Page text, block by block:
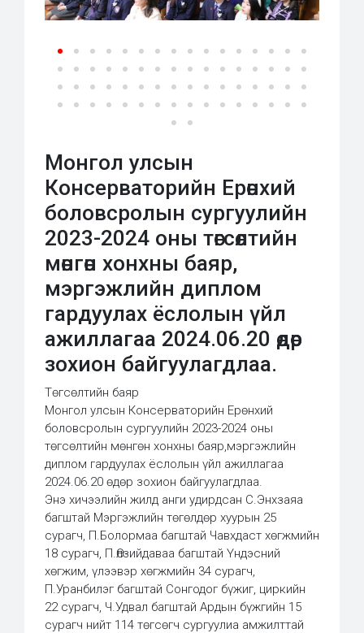
Монгол улсын
Консерваторийн Ерөнхий
боловсролын сургуулийн
2023-2024 оны төгсөлтийн
мөнгөн хонхны баяр,
мэргэжлийн диплом
гардуулах ёслолын үйл
ажиллагаа 2024.06.20 өдөр
зохион байгуулагдлаа.
Төгсөлтийн баяр
Монгол улсын Консерваторийн Ерөнхий
боловсролын сургуулийн 2023-2024 оны
төгсөлтийн мөнгөн хонхны баяр,мэргэжлийн
диплом гардуулах ёслолын үйл ажиллагаа
2024.06.20 өдөр зохион байгуулагдлаа.
Энэ хичээлийн жилд анги удирдсан С.Энхзаяа
багштай Мэргэжлийн төгөлдөр хуурын 25
сурагч, П.Болормаа багштай Чавхдаст хөгжмийн
18 сурагч, П.Өлзийдаваа багштай Үндэсний
хөгжим, үлээвэр хөгжмийн 34 сурагч,
П.Уранбилэг багштай Сонгодог бүжиг, циркийн
22 сурагч, Ч.Удвал багштай Ардын бүжгийн 15
сурагч нийт 114 төгсөгч сургуулиа амжилттай